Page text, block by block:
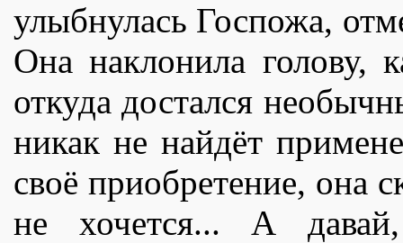
улыбнулась Госпожа,
Она наклонила голову,
откуда достался
никак не найдëт
своë приобретение, она
не хочется... А